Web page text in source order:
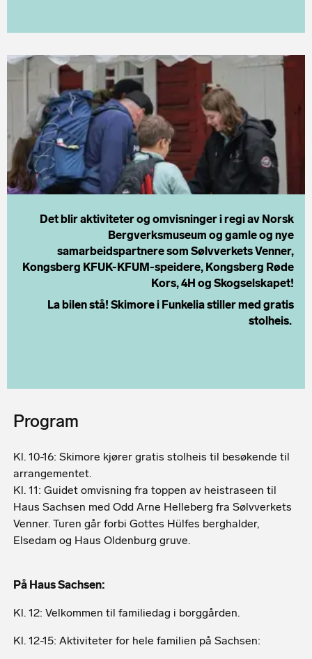
Det blir aktiviteter og omvisninger i regi av Norsk
Bergverksmuseum og gamle og nye
samarbeidspartnere som Sølvverkets Venner,
Kongsberg KFUK-KFUM-speidere, Kongsberg Røde
Kors, 4H og Skogselskapet!
La bilen stå! Skimore i Funkelia stiller med gratis
stolheis.
Program
Kl. 10-16: Skimore kjører gratis stolheis til besøkende til
arrangementet.
Kl. 11: Guidet omvisning fra toppen av heistraseen til
Haus Sachsen med Odd Arne Helleberg fra Sølvverkets
Venner. Turen går forbi Gottes Hülfes berghalder,
Elsedam og Haus Oldenburg gruve.
På Haus Sachsen:
Kl. 12: Velkommen til familiedag i borggården.
Kl. 12-15: Aktiviteter for hele familien på Sachsen: